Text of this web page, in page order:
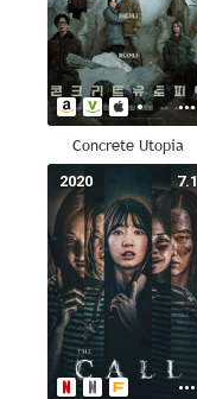
Concrete Utopia
7.1
2020